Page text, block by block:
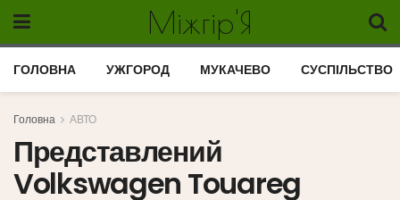
Міжгір'Я
ГОЛОВНА УЖГОРОД МУКАЧЕВО СУСПІЛЬСТВО
Головна АВТО
Представлений
Volkswagen Touareg